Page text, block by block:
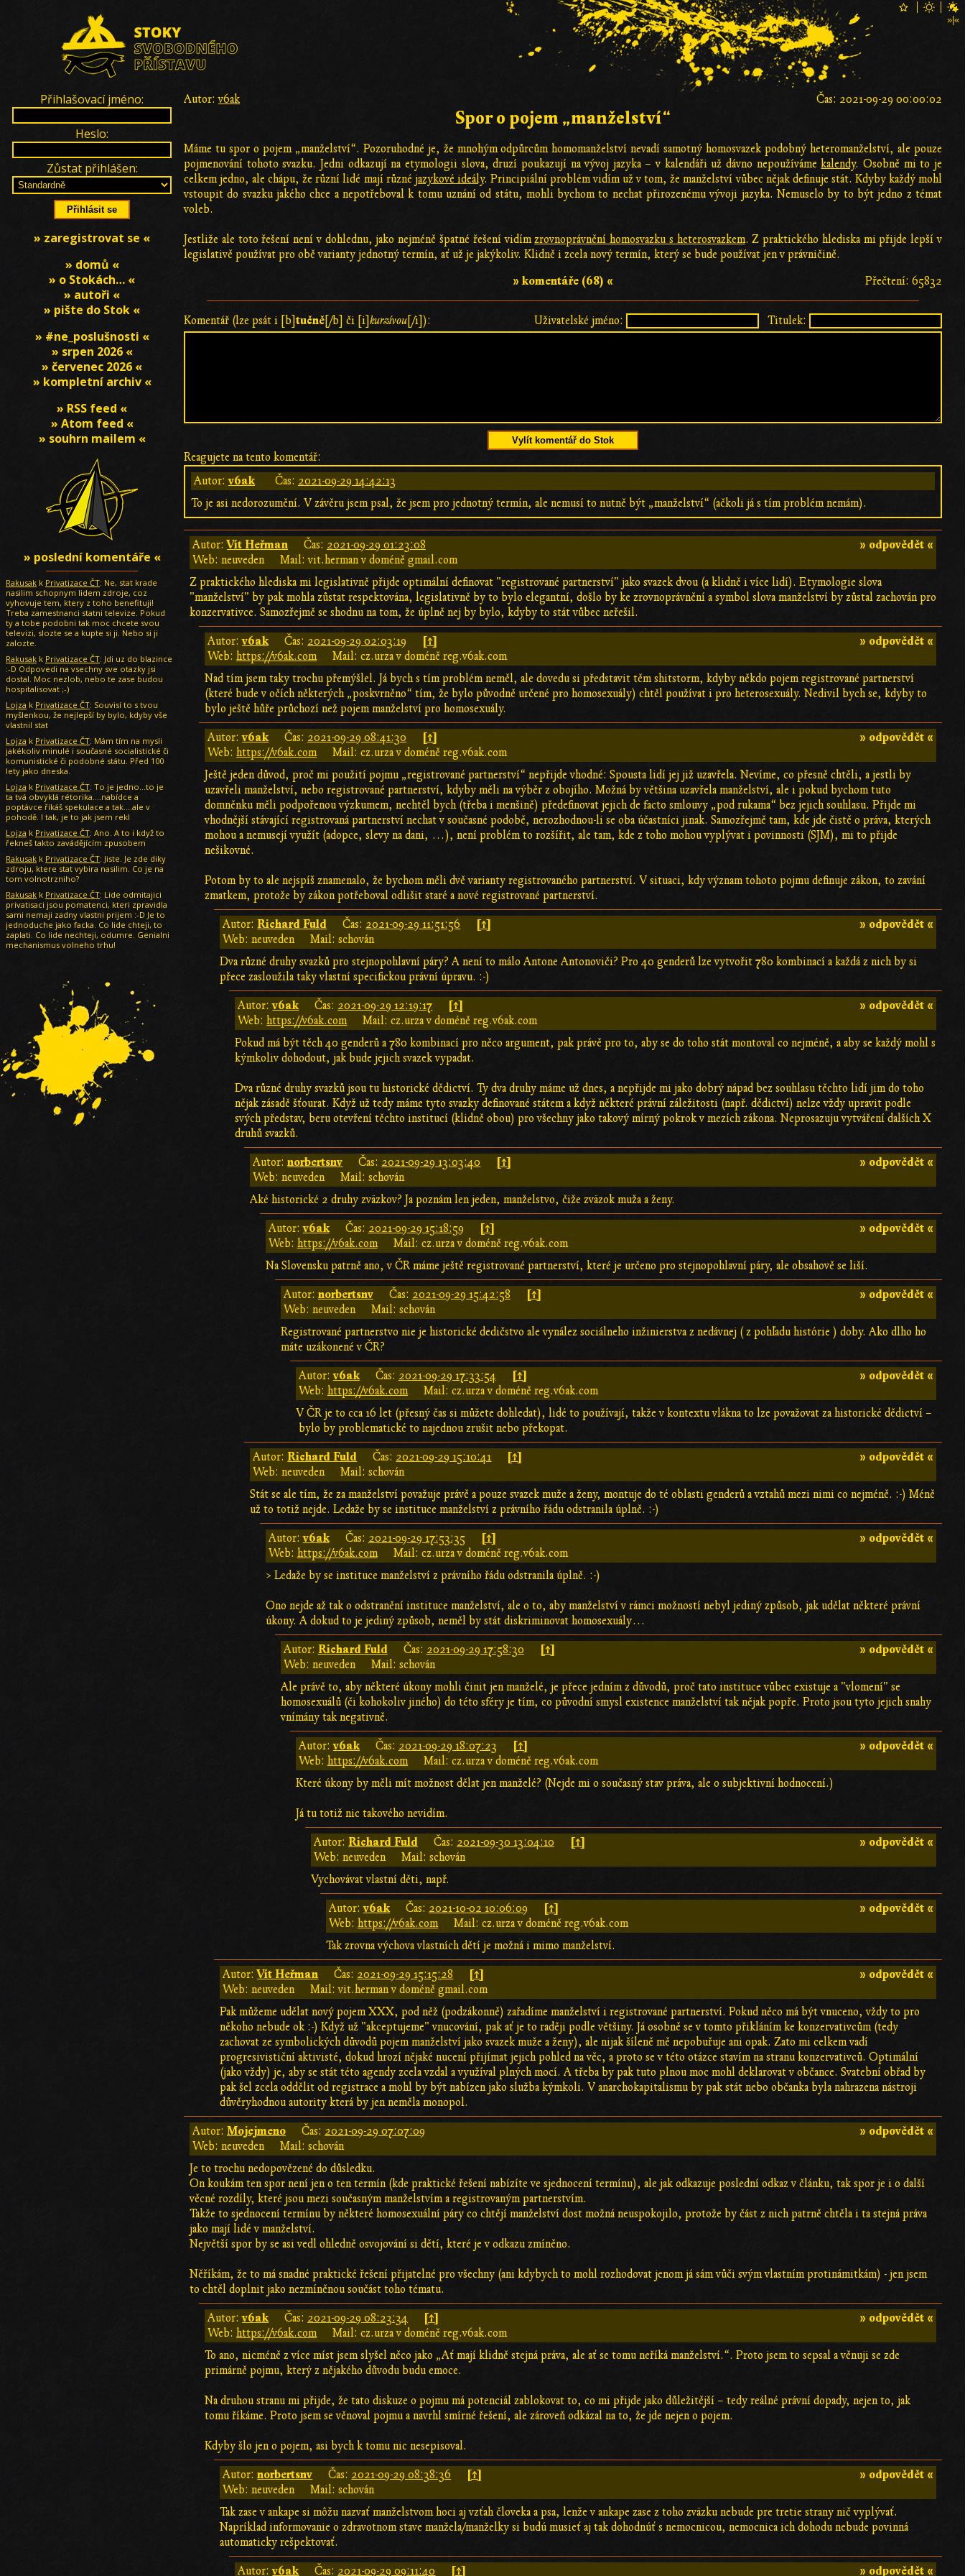
Autor:v6ak Čas: 2021-09-29 00:00:02
Spor o pojem „manželství“
Máme tu spor o pojem „manželství“. Pozoruhodné je, že mnohým odpůrcům homomanželství nevadí samotný homosvazek podobný heteromanželství, ale pouze
pojmenování tohoto svazku. Jedni odkazují na etymologii slova, druzí poukazují na vývoj jazyka – v kalendáři už dávno nepoužíváme kalendy. Osobně mi to je
celkem jedno, ale chápu, že různí lidé mají různé jazykové ideály. Principiální problém vidím už v tom, že manželství vůbec nějak definuje stát. Kdyby každý mohl
vstoupit do svazku jakého chce a nepotřeboval k tomu uznání od státu, mohli bychom to nechat přirozenému vývoji jazyka. Nemuselo by to být jedno z témat
voleb.
Jestliže ale toto řešení není v dohlednu, jako nejméně špatné řešení vidímzrovnoprávnění homosvazku s heterosvazkem. Z praktického hlediska mi přijde lepší v
legislativě používat pro obě varianty jednotný termín, ať už je jakýkoliv. Klidně i zcela nový termín, který se bude používat jen v právničině.
Přečtení: 65832
» komentáře (68) «
Uživatelské jméno: Titulek:
Komentář (lze psát i [b] tučně [/b] či [i] kurzívou [/i]):
Vylít komentář do Stok
Reagujete na tento komentář:
Autor:v6ak Čas: 2021-09-29 14:42:13
To je asi nedorozumění. V závěru jsem psal, že jsem pro jednotný termín, ale nemusí to nutně být „manželství“ (ačkoli já s tím problém nemám).
» odpovědět «
Autor: Vít Heřman Čas: 2021-09-29 01:23:08
Web: neuveden
Mail: vit.herman v doméně gmail.com
Z praktického hlediska mi legislativně přijde optimální definovat "registrované partnerství" jako svazek dvou (a klidně i více lidí). Etymologie slova
"manželství" by pak mohla zůstat respektována, legislativně by to bylo elegantní, došlo by ke zrovnoprávnění a symbol slova manželství by zůstal zachován pro
konzervativce. Samozřejmě se shodnu na tom, že úplně nej by bylo, kdyby to stát vůbec neřešil.
» odpovědět «
Autor:v6ak Čas: 2021-09-29 02:03:19 [↑]
Web:https://v6ak.com
Mail: cz.urza v doméně reg.v6ak.com
Nad tím jsem taky trochu přemýšlel. Já bych s tím problém neměl, ale dovedu si představit těm shitstorm, kdyby někdo pojem registrované partnerství
(které bude v očích některých „poskvrněno“ tím, že bylo původně určené pro homosexuály) chtěl používat i pro heterosexuály. Nedivil bych se, kdyby to
bylo ještě hůře průchozí než pojem manželství pro homosexuály.
» odpovědět «
Autor:v6ak Čas: 2021-09-29 08:41:30 [↑]
Web:https://v6ak.com
Mail: cz.urza v doméně reg.v6ak.com
Ještě jeden důvod, proč mi použití pojmu „registrované partnerství“ nepřijde vhodné: Spousta lidí jej již uzavřela. Nevíme, co přesně chtěli, a jestli by
uzavřeli manželství, nebo registrované partnerství, kdyby měli na výběr z obojího. Možná by většina uzavřela manželství, ale i pokud bychom tuto
domněnku měli podpořenou výzkumem, nechtěl bych (třeba i menšině) předefinovat jejich de facto smlouvy „pod rukama“ bez jejich souhlasu. Přijde mi
vhodnější stávající registrovaná partnerství nechat v současné podobě, nerozhodnou-li se oba účastníci jinak. Samozřejmě tam, kde jde čistě o práva, kterých
mohou a nemusejí využít (adopce, slevy na dani, …), není problém to rozšířit, ale tam, kde z toho mohou vyplývat i povinnosti (SJM), mi to přijde
nešikovné.
Potom by to ale nejspíš znamenalo, že bychom měli dvě varianty registrovaného partnerství. V situaci, kdy význam tohoto pojmu definuje zákon, to zavání
zmatkem, protože by zákon potřeboval odlišit staré a nové registrované partnerství.
» odpovědět «
Autor:Richard Fuld Čas: 2021-09-29 11:51:56 [↑]
Web: neuveden
Mail: schován
Dva různé druhy svazků pro stejnopohlavní páry? A není to málo Antone Antonoviči? Pro 40 genderů lze vytvořit 780 kombinací a každá z nich by si
přece zasloužila taky vlastní specifickou právní úpravu. :-)
» odpovědět «
Autor:v6ak Čas: 2021-09-29 12:19:17 [↑]
Web:https://v6ak.com
Mail: cz.urza v doméně reg.v6ak.com
Pokud má být těch 40 genderů a 780 kombinací pro něco argument, pak právě pro to, aby se do toho stát montoval co nejméně, a aby se každý mohl s
kýmkoliv dohodout, jak bude jejich svazek vypadat.
Dva různé druhy svazků jsou tu historické dědictví. Ty dva druhy máme už dnes, a nepřijde mi jako dobrý nápad bez souhlasu těchto lidí jim do toho
nějak zásadě šťourat. Když už tedy máme tyto svazky definované státem a když některé právní záležitosti (např. dědictví) nelze vždy upravit podle
svých představ, beru otevření těchto institucí (klidně obou) pro všechny jako takový mírný pokrok v mezích zákona. Neprosazuju vytváření dalších X
druhů svazků.
» odpovědět «
Autor:norbertsnv Čas: 2021-09-29 13:03:40 [↑]
Web: neuveden
Mail: schován
Aké historické 2 druhy zväzkov? Ja poznám len jeden, manželstvo, čiže zväzok muža a ženy.
» odpovědět «
Autor:v6ak Čas: 2021-09-29 15:18:59 [↑]
Web: https://v6ak.com
Mail: cz.urza v doméně reg.v6ak.com
Na Slovensku patrně ano, v ČR máme ještě registrované partnerství, které je určeno pro stejnopohlavní páry, ale obsahově se liší.
» odpovědět «
Autor:norbertsnv Čas: 2021-09-29 15:42:58 [↑]
Web: neuveden
Mail: schován
Registrované partnerstvo nie je historické dedičstvo ale vynález sociálneho inžinierstva z nedávnej ( z pohľadu histórie ) doby. Ako dlho ho
máte uzákonené v ČR?
» odpovědět «
Autor:v6ak Čas: 2021-09-29 17:33:54 [↑]
Web: https://v6ak.com
Mail: cz.urza v doméně reg.v6ak.com
V ČR je to cca 16 let (přesný čas si můžete dohledat), lidé to používají, takže v kontextu vlákna to lze považovat za historické dědictví –
bylo by problematické to najednou zrušit nebo překopat.
» odpovědět «
Autor:Richard Fuld Čas: 2021-09-29 15:10:41 [↑]
Web: neuveden
Mail: schován
Stát se ale tím, že za manželství považuje právě a pouze svazek muže a ženy, montuje do té oblasti genderů a vztahů mezi nimi co nejméně. :-) Méně
už to totiž nejde. Ledaže by se instituce manželství z právního řádu odstranila úplně. :-)
» odpovědět «
Autor:v6ak Čas: 2021-09-29 17:53:35 [↑]
Web: https://v6ak.com
Mail: cz.urza v doméně reg.v6ak.com
> Ledaže by se instituce manželství z právního řádu odstranila úplně. :-)
Ono nejde až tak o odstranění instituce manželství, ale o to, aby manželství v rámci možností nebyl jediný způsob, jak udělat některé právní
úkony. A dokud to je jediný způsob, neměl by stát diskriminovat homosexuály…
» odpovědět «
Autor: Richard Fuld Čas: 2021-09-29 17:58:30 [↑]
Web: neuveden
Mail: schován
Ale právě to, aby některé úkony mohli činit jen manželé, je přece jedním z důvodů, proč tato instituce vůbec existuje a "vlomení" se
homosexuálů (či kohokoliv jiného) do této sféry je tím, co původní smysl existence manželství tak nějak popře. Proto jsou tyto jejich snahy
vnímány tak negativně.
» odpovědět «
Autor:v6ak Čas: 2021-09-29 18:07:23 [↑]
Web: https://v6ak.com
Mail: cz.urza v doméně reg.v6ak.com
Které úkony by měli mít možnost dělat jen manželé? (Nejde mi o současný stav práva, ale o subjektivní hodnocení.)
Já tu totiž nic takového nevidím.
» odpovědět «
Autor: Richard Fuld Čas: 2021-09-30 13:04:10 [↑]
Web: neuveden
Mail: schován
Vychovávat vlastní děti, např.
» odpovědět «
Autor:v6ak Čas: 2021-10-02 10:06:09 [↑]
Web:https://v6ak.com
Mail: cz.urza v doméně reg.v6ak.com
Tak zrovna výchova vlastních dětí je možná i mimo manželství.
» odpovědět «
Autor:Vít Heřman Čas: 2021-09-29 15:15:28 [↑]
Web: neuveden
Mail: vit.herman v doméně gmail.com
Pak můžeme udělat nový pojem XXX, pod něž (podzákonně) zařadíme manželství i registrované partnerství. Pokud něco má být vnuceno, vždy to pro
někoho nebude ok :-) Když už "akceptujeme" vnucování, pak ať je to raději podle většiny. Já osobně se v tomto přikláním ke konzervativcům (tedy
zachovat ze symbolických důvodů pojem manželství jako svazek muže a ženy), ale nijak šíleně mě nepobuřuje ani opak. Zato mi celkem vadí
progresivističní aktivisté, dokud hrozí nějaké nucení přijímat jejich pohled na věc, a proto se v této otázce stavím na stranu konzervativců. Optimální
(jako vždy) je, aby se stát této agendy zcela vzdal a využíval plných mocí. A třeba by pak tuto plnou moc mohl deklarovat v občance. Svatební obřad by
pak šel zcela oddělit od registrace a mohl by být nabízen jako služba kýmkoli. V anarchokapitalismu by pak stát nebo občanka byla nahrazena nástroji
důvěryhodnou autority která by jen neměla monopol.
» odpovědět «
Autor: Mojejmeno Čas: 2021-09-29 07:07:09
Web: neuveden
Mail: schován
Je to trochu nedopovězené do důsledku.
On koukám ten spor není jen o ten termín (kde praktické řešení nabízíte ve sjednocení termínu), ale jak odkazuje poslední odkaz v článku, tak spor je i o další
věcné rozdíly, které jsou mezi současným manželstvím a registrovaným partnerstvím.
Takže to sjednocení termínu by některé homosexuální páry co chtějí manželství dost možná neuspokojilo, protože by část z nich patrně chtěla i ta stejná práva
jako mají lidé v manželství.
Největší spor by se asi vedl ohledně osvojování si dětí, které je v odkazu zmíněno.
Něříkám, že to má snadné praktické řešení přijatelné pro všechny (ani kdybych to mohl rozhodovat jenom já sám vůči svým vlastním protinámitkám) - jen jsem
to chtěl doplnit jako nezmíněnou součást toho tématu.
» odpovědět «
Autor:v6ak Čas: 2021-09-29 08:23:34 [↑]
Web:https://v6ak.com
Mail: cz.urza v doméně reg.v6ak.com
To ano, nicméně z více míst jsem slyšel něco jako „Ať mají klidně stejná práva, ale ať se tomu neříká manželství.“. Proto jsem to sepsal a věnuji se zde
primárně pojmu, který z nějakého důvodu budu emoce.
Na druhou stranu mi přijde, že tato diskuze o pojmu má potenciál zablokovat to, co mi přijde jako důležitější – tedy reálné právní dopady, nejen to, jak
tomu říkáme. Proto jsem se věnoval pojmu a navrhl smírné řešení, ale zároveň odkázal na to, že jde nejen o pojem.
Kdyby šlo jen o pojem, asi bych k tomu nic nesepisoval.
» odpovědět «
Autor:norbertsnv Čas: 2021-09-29 08:38:36 [↑]
Web: neuveden
Mail: schován
Tak zase v ankape si môžu nazvať manželstvom hoci aj vzťah človeka a psa, lenže v ankape zase z toho zväzku nebude pre tretie strany nič vyplývať.
Napríklad informovanie o zdravotnom stave manžela/manželky si budú musieť aj tak dohodnúť s nemocnicou, nemocnica ich dohodu nebude povinná
automaticky rešpektovať.
» odpovědět «
Autor:v6ak Čas: 2021-09-29 09:11:40 [↑]
Přihlašovací jméno:
Heslo:
Zůstat přihlášen:
» zaregistrovat se «
» domů «
» o Stokách… «
» autoři «
» pište do Stok «
» #ne_poslušnosti «
» srpen 2026 «
» červenec 2026 «
» kompletní archiv «
» RSS feed «
» Atom feed «
» souhrn mailem «
» poslední komentáře «
Rakusak k Privatizace ČT: Ne, stat krade
nasilim schopnym lidem zdroje, coz
vyhovuje tem, ktery z toho benefituji!
Treba zamestnanci statni televize. Pokud
ty a tobe podobni tak moc chcete svou
televizi, slozte se a kupte si ji. Nebo si ji
zalozte.
Rakusak k Privatizace ČT: Jdi uz do blazince
:-D Odpovedi na vsechny sve otazky jsi
dostal. Moc nezlob, nebo te zase budou
hospitalisovat ;-)
Lojza k Privatizace ČT: Souvisí to s tvou
myšlenkou, že nejlepší by bylo, kdyby vše
vlastnil stat
Lojza k Privatizace ČT: Mám tím na mysli
jakékoliv minulé i současné socialistické či
komunistické či podobné státu. Před 100
lety jako dneska.
Lojza k Privatizace ČT: To je jedno...to je
ta tvá obvyklá rétorika....nabídce a
poptávce říkáš spekulace a tak....ale v
pohodě. I tak, je to jak jsem rekl
Lojza k Privatizace ČT: Ano. A to i když to
řekneš takto zavádějícím zpusobem
Rakusak k Privatizace ČT: Jiste. Je zde diky
zdroju, ktere stat vybira nasilim. Co je na
tom volnotrzniho?
Rakusak k Privatizace ČT: Lide odmitajici
privatisaci jsou pomatenci, kteri zpravidla
sami nemaji zadny vlastni prijem :-D Je to
jednoduche jako facka. Co lide chteji, to
zaplati. Co lide nechteji, odumre. Genialni
mechanismus volneho trhu!